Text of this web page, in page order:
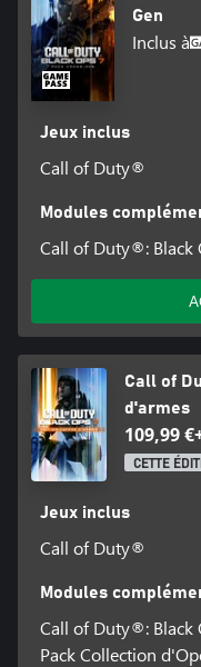
Gen
Inclus à
Jeux inclus
Call of Duty®
Modules
Call of Duty®: Black
Call of
d'armes
109,99
CETTE
Jeux inclus
Call of Duty®
Modules
Call of Duty®: Black
Pack Collection